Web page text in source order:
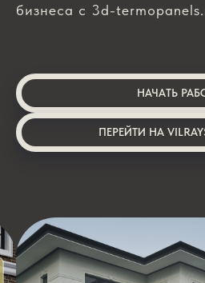
бизнеса с 3d-
НАЧАТЬ
ПЕРЕЙТИ НА